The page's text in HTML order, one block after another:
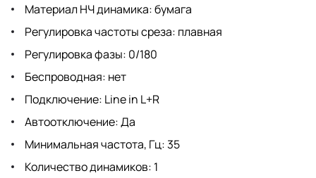
Материал НЧ динамика: бумага
Регулировка частоты среза: плавная
Регулировка фазы: 0/180
Беспроводная: нет
Подключение: Line in L+R
Автоотключение: Да
Минимальная частота, Гц: 35
Количество динамиков: 1